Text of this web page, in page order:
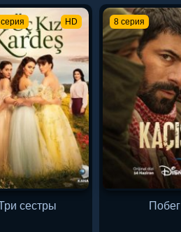
HD
сестры
8 серия
Побег